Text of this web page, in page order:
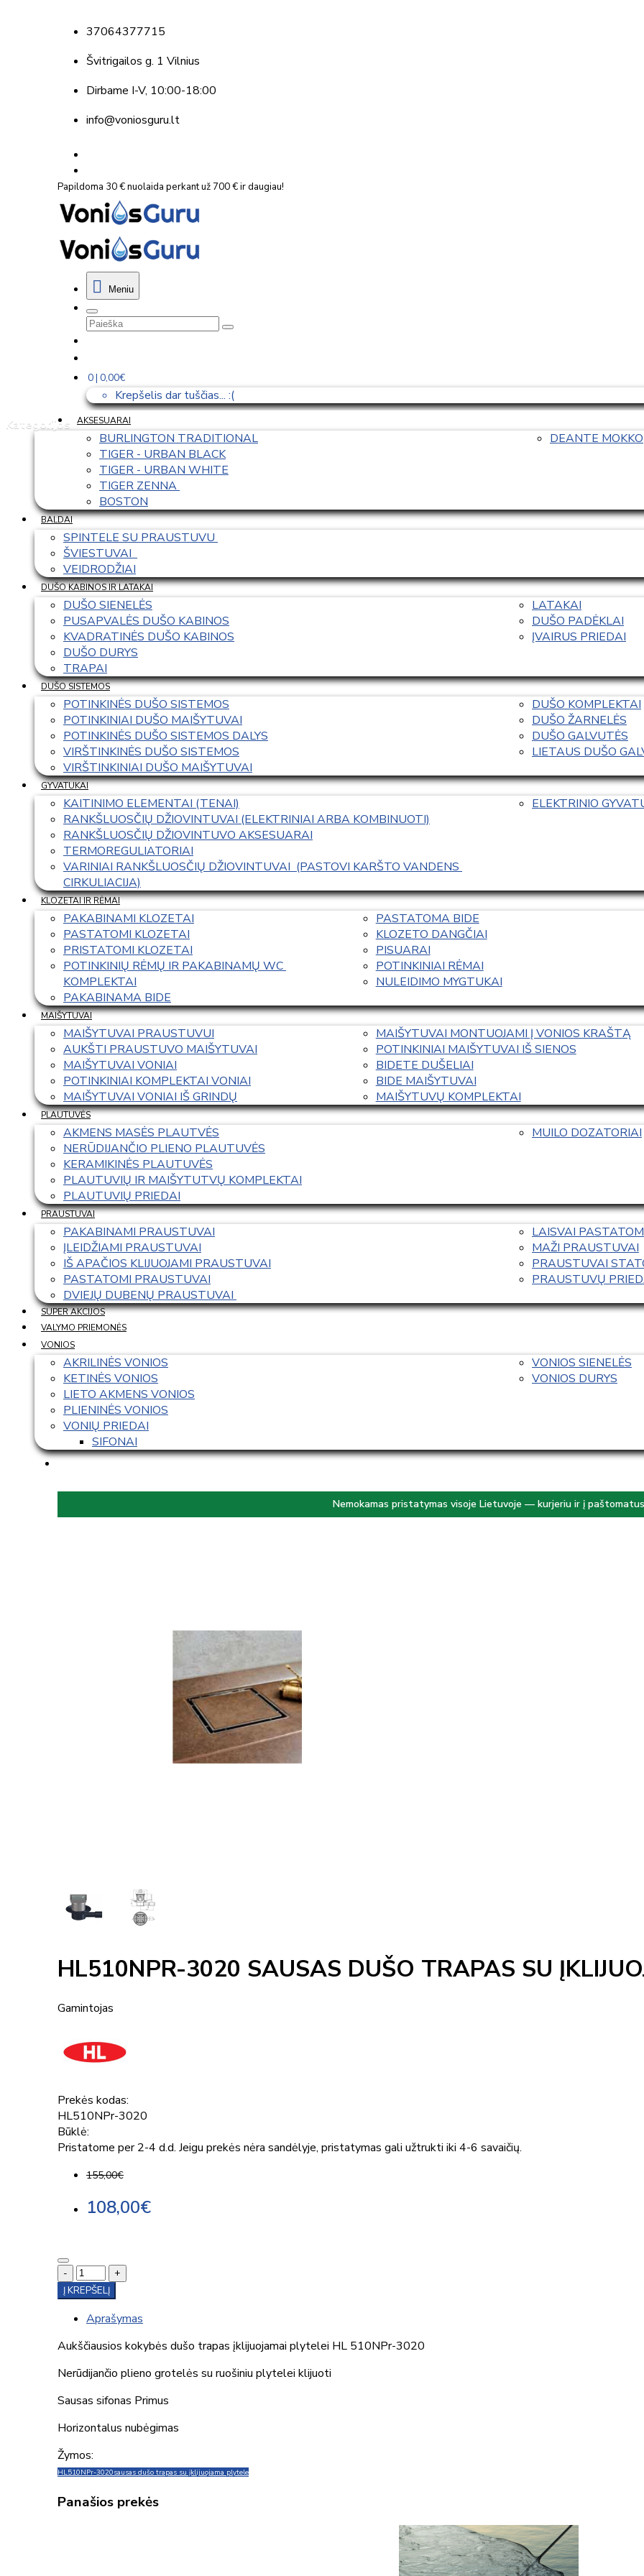
37064377715
Švitrigailos g. 1 Vilnius
Dirbame I-V, 10:00-18:00
info@voniosguru.lt
Papildoma 30 € nuolaida perkant už 700 € ir daugiau!
Meniu
0 | 0,00€
Krepšelis dar tuščias... :(
Kategorijos
AKSESUARAI
BURLINGTON TRADITIONAL
TIGER - URBAN BLACK
TIGER - URBAN WHITE
TIGER ZENNA
BOSTON
DEANTE MOKKO
BALDAI
SPINTELE SU PRAUSTUVU
ŠVIESTUVAI
VEIDRODŽIAI
DUŠO KABINOS IR LATAKAI
DUŠO SIENELĖS
PUSAPVALĖS DUŠO KABINOS
KVADRATINĖS DUŠO KABINOS
DUŠO DURYS
TRAPAI
LATAKAI
DUŠO PADĖKLAI
ĮVAIRUS PRIEDAI
DUŠO SISTEMOS
POTINKINĖS DUŠO SISTEMOS
POTINKINIAI DUŠO MAIŠYTUVAI
POTINKINĖS DUŠO SISTEMOS DALYS
VIRŠTINKINĖS DUŠO SISTEMOS
VIRŠTINKINIAI DUŠO MAIŠYTUVAI
DUŠO KOMPLEKTAI
DUŠO ŽARNELĖS
DUŠO GALVUTĖS
LIETAUS DUŠO
GYVATUKAI
KAITINIMO ELEMENTAI (TENAI)
RANKŠLUOSČIŲ DŽIOVINTUVAI (ELEKTRINIAI ARBA KOMBINUOTI)
RANKŠLUOSČIŲ DŽIOVINTUVO AKSESUARAI
TERMOREGULIATORIAI
VARINIAI RANKŠLUOSČIŲ DŽIOVINTUVAI  (PASTOVI KARŠTO VANDENS
CIRKULIACIJA)
ELEKTRINIO
KLOZETAI IR RĖMAI
PAKABINAMI KLOZETAI
PASTATOMI KLOZETAI
PRISTATOMI KLOZETAI
POTINKINIŲ RĖMŲ IR PAKABINAMŲ WC
KOMPLEKTAI
PAKABINAMA BIDE
PASTATOMA BIDE
KLOZETO DANGČIAI
PISUARAI
POTINKINIAI RĖMAI
NULEIDIMO MYGTUKAI
MAIŠYTUVAI
MAIŠYTUVAI PRAUSTUVUI
AUKŠTI PRAUSTUVO MAIŠYTUVAI
MAIŠYTUVAI VONIAI
POTINKINIAI KOMPLEKTAI VONIAI
MAIŠYTUVAI VONIAI IŠ GRINDŲ
MAIŠYTUVAI MONTUOJAMI Į VONIOS KRAŠTĄ
POTINKINIAI MAIŠYTUVAI IŠ SIENOS
BIDETE DUŠELIAI
BIDE MAIŠYTUVAI
MAIŠYTUVŲ KOMPLEKTAI
PLAUTUVĖS
AKMENS MASĖS PLAUTVĖS
NERŪDIJANČIO PLIENO PLAUTUVĖS
KERAMIKINĖS PLAUTUVĖS
PLAUTUVIŲ IR MAIŠYTUTVŲ KOMPLEKTAI
PLAUTUVIŲ PRIEDAI
MUILO DOZATORIAI
PRAUSTUVAI
PAKABINAMI PRAUSTUVAI
ĮLEIDŽIAMI PRAUSTUVAI
IŠ APAČIOS KLIJUOJAMI PRAUSTUVAI
PASTATOMI PRAUSTUVAI
DVIEJŲ DUBENŲ PRAUSTUVAI
LAISVAI
MAŽI PRAUSTUVAI
PRAUSTUVAI
PRAUSTUVŲ
SUPER AKCIJOS
VALYMO PRIEMONĖS
VONIOS
AKRILINĖS VONIOS
KETINĖS VONIOS
LIETO AKMENS VONIOS
PLIENINĖS VONIOS
VONIŲ PRIEDAI
SIFONAI
VONIOS SIENELĖS
VONIOS DURYS
Nemokamas pristatymas visoje Lietuvoje — kurjeriu ir į paštomatus
HL510NPR-3020 SAUSAS DUŠO TRAPAS SU
Gamintojas
Prekės kodas:
HL510NPr-3020
Būklė:
Pristatome per 2-4 d.d. Jeigu prekės nėra sandėlyje, pristatymas gali užtrukti iki 4-6 savaičių.
155,00€
108,00€
-
+
Į KREPŠELĮ
Aprašymas
Aukščiausios kokybės dušo trapas įklijuojamai plytelei HL 510NPr-3020
Nerūdijančio plieno grotelės su ruošiniu plytelei klijuoti
Sausas sifonas Primus
Horizontalus nubėgimas
Žymos:
HL510NPr-3020sausas dušo trapas su įklijuojama plytele
Panašios prekės